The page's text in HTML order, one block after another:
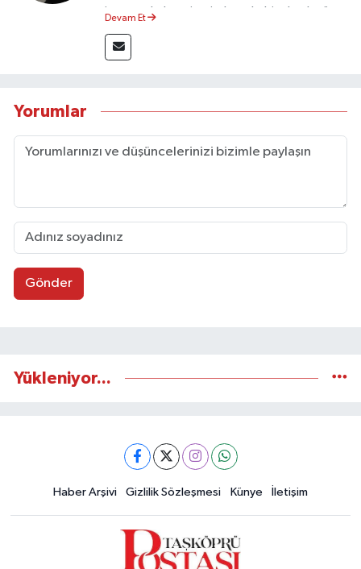
internet haber sitesinde muhabir olarak görev
Devam Et
Yorumlar
Gönder
Yükleniyor...
Haber Arşivi Gizlilik Sözleşmesi Künye İletişim